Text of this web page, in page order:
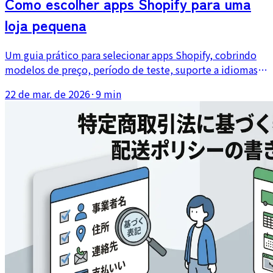
loja pequena
Um guia prático para selecionar apps Shopify, cobrindo
modelos de preço, período de teste, suporte a idiomas,
instalar apps demais.
22 de mar. de 2026·9 min